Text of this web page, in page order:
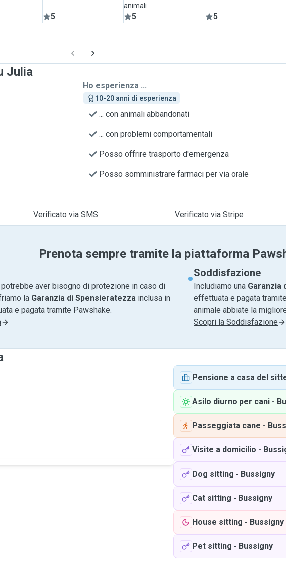
5
animali
5 5
Julia
Ho esperienza ...
10-20 anni di esperienza
... con animali abbandonati
... con problemi comportamentali
Posso offrire trasporto d'emergenza
Posso somministrare farmaci per via orale
Verificato via SMS Verificato via Stripe
Prenota sempre tramite la piattaforma
aver bisogno di protezione in caso di
la Garanzia di Spensieratezza inclusa in
e pagata tramite Pawshake.
Soddisfazione
Includiamo una Garanzia
effettuata e pagata
animale abbiate la
Scopri la Soddisfazione
Pensione a casa del
Asilo diurno per cani -
Passeggiata cane -
Visite a domicilio -
Dog sitting - Bussigny
Cat sitting - Bussigny
House sitting - Bussigny
Pet sitting - Bussigny